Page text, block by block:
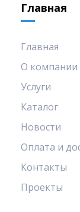
Главная
Главная
О компании
Услуги
Каталог
Новости
Оплата и
Контакты
Проекты